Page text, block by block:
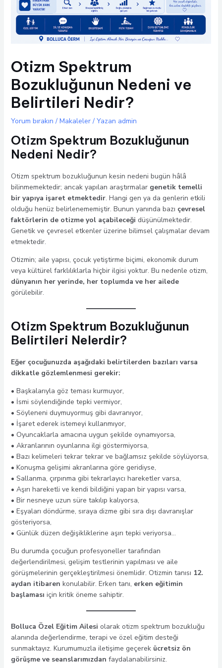
Otizm Spektrum
Bozukluğunun Nedeni ve
Belirtileri Nedir?
Yorum bırakın / Makaleler/ Yazan admin
Otizm Spektrum Bozukluğunun
Nedeni Nedir?
Otizm spektrum bozukluğunun kesin nedeni bugün hâlâ
bilinmemektedir; ancak yapılan araştırmalar genetik temelli
bir yapıya işaret etmektedir. Hangi gen ya da genlerin etkili
olduğu henüz belirlenememiştir. Bunun yanında bazı çevresel
faktörlerin de otizme yol açabileceği düşünülmektedir.
Genetik ve çevresel etkenler üzerine bilimsel çalışmalar devam
etmektedir.
Otizmin; aile yapısı, çocuk yetiştirme biçimi, ekonomik durum
veya kültürel farklılıklarla hiçbir ilgisi yoktur. Bu nedenle otizm,
dünyanın her yerinde, her toplumda ve her ailede
görülebilir.
Otizm Spektrum Bozukluğunun
Belirtileri Nelerdir?
Eğer çocuğunuzda aşağıdaki belirtilerden bazıları varsa
dikkatle gözlemlenmesi gerekir:
• Başkalarıyla göz teması kurmuyor,
• İsmi söylendiğinde tepki vermiyor,
• Söyleneni duymuyormuş gibi davranıyor,
• İşaret ederek istemeyi kullanmıyor,
• Oyuncaklarla amacına uygun şekilde oynamıyorsa,
• Akranlarının oyunlarına ilgi göstermiyorsa,
• Bazı kelimeleri tekrar tekrar ve bağlamsız şekilde söylüyorsa,
• Konuşma gelişimi akranlarına göre geridiyse,
• Sallanma, çırpınma gibi tekrarlayıcı hareketler varsa,
• Aşırı hareketli ve kendi bildiğini yapan bir yapısı varsa,
• Bir nesneye uzun süre takılıp kalıyorsa,
• Eşyaları döndürme, sıraya dizme gibi sıra dışı davranışlar
gösteriyorsa,
• Günlük düzen değişikliklerine aşırı tepki veriyorsa…
Bu durumda çocuğun profesyoneller tarafından
değerlendirilmesi, gelişim testlerinin yapılması ve aile
görüşmelerinin gerçekleştirilmesi önemlidir. Otizmin tanısı 12.
aydan itibaren konulabilir. Erken tanı, erken eğitimin
başlaması için kritik öneme sahiptir.
Bolluca Özel Eğitim Ailesi olarak otizm spektrum bozukluğu
alanında değerlendirme, terapi ve özel eğitim desteği
sunmaktayız. Kurumumuzla iletişime geçerek ücretsiz ön
görüşme ve seanslarımızdan faydalanabilirsiniz.